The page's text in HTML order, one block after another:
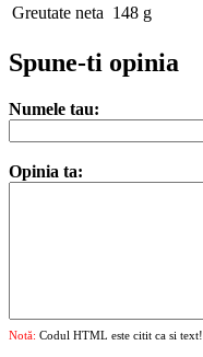
Greutate neta 148 g
Spune-ti opinia
Numele tau:
Opinia ta:
Notă: Codul HTML este citit ca si text!